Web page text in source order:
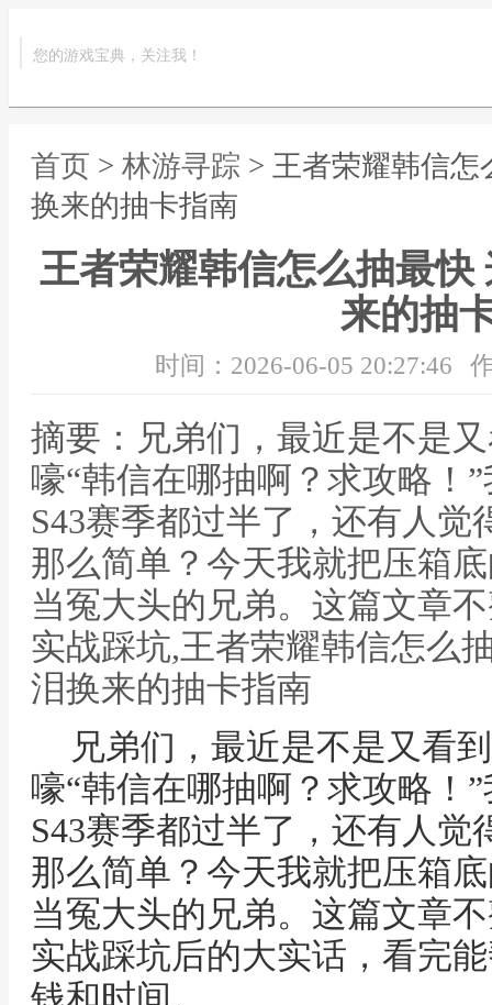
您的游戏宝典，关注我！
首页 > 林游寻踪 > 王者荣耀韩信
换来的抽卡指南
王者荣耀韩信怎么抽最快
来的抽
时间：2026-06-05 20:27:46
摘要：兄弟们，最近是不是
嚎“韩信在哪抽啊？求攻略！
S43赛季都过半了，还有人
那么简单？今天我就把压箱
当冤大头的兄弟。这篇文章
实战踩坑,王者荣耀韩信怎么
泪换来的抽卡指南
兄弟们，最近是不是又看
嚎“韩信在哪抽啊？求攻略！
S43赛季都过半了，还有人
那么简单？今天我就把压箱
当冤大头的兄弟。这篇文章
实战踩坑后的大实话，看完